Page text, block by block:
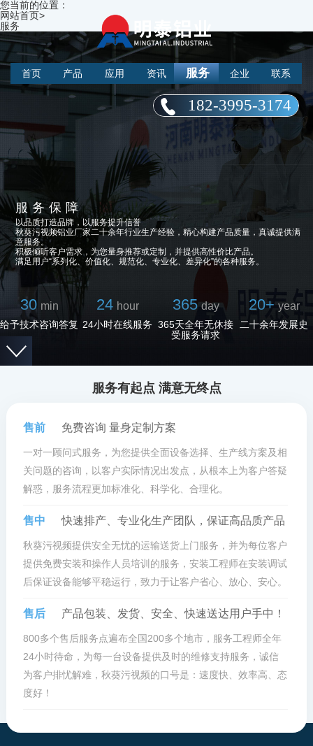
首页 产品 应用 资讯 服务 企业 联系
182-3995-3174
您当前的位置：
网站首页>
服务
服务保障
以品质打造品牌，以服务提升信誉
秋葵污视频铝业厂家二十余年行业生产经验，精心构建产品质量，真诚提供满
意服务。
积极倾听客户需求，为您量身推荐或定制，并提供高性价比产品。
满足用户“系列化、价值化、规范化、专业化、差异化”的各种服务。
30 min
给予技术咨询答复
24 hour
24小时在线服务
365 day
365天全年无休接
受服务请求
20+ year
二十余年发展史
服务有起点 满意无终点
售前 免费咨询 量身定制方案
一对一顾问式服务，为您提供全面设备选择、生产线方案及相
关问题的咨询，以客户实际情况出发点，从根本上为客户答疑
解惑，服务流程更加标准化、科学化、合理化。
售中 快速排产、专业化生产团队，保证高品质产品
秋葵污视频提供安全无忧的运输送货上门服务，并为每位客户
提供免费安装和操作人员培训的服务，安装工程师在安装调试
后保证设备能够平稳运行，致力于让客户省心、放心、安心。
售后 产品包装、发货、安全、快速送达用户手中！
800多个售后服务点遍布全国200多个地市，服务工程师全年
24小时待命，为每一台设备提供及时的维修支持服务，诚信
为客户排忧解难，秋葵污视频的口号是：速度快、效率高、态
度好！